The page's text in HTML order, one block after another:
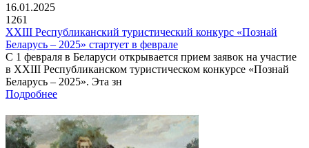
16.01.2025
1261
XXIII Республиканский туристический конкурс «Познай
Беларусь – 2025» стартует в феврале
С 1 февраля в Беларуси открывается прием заявок на участие
в XXIII Республиканском туристическом конкурсе «Познай
Беларусь – 2025». Эта зн
Подробнее